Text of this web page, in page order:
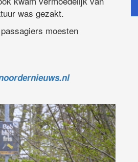
was gezakt.
moesten